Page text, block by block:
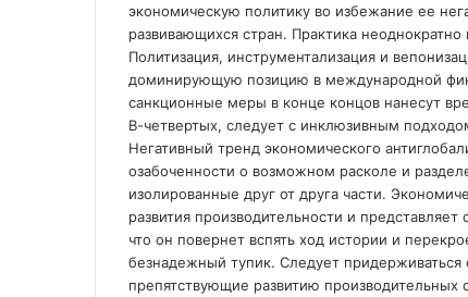
экономическую политику во избежание ее
развивающихся стран. Практика
Политизация, инструментализация и
доминирующую позицию в международной
санкционные меры в конце концов нанесут
В-четвертых, следует с инклюзивным
Негативный тренд экономического
озабоченности о возможном расколе и
изолированные друг от друга части.
развития производительности и
что он повернет вспять ход истории и
безнадежный тупик. Следует придерживаться
препятствующие развитию производительных